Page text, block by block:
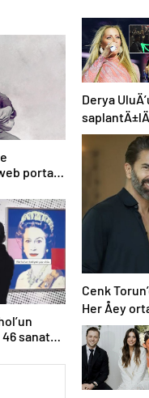
portalı
sanat
Derya
hayranÄ±
saydÄ±,
sÄ±radan
izledi
Cenk
Her Åey